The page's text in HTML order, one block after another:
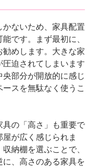
ないため、家具配置
です。まず最初に、
めします。大きな家
迫されてしまいます
部分が開放的に感じ
スを無駄なく使うこ
具の「高さ」も重要で
が広く感じられま
納棚を選ぶことで、
、高さのある家具を